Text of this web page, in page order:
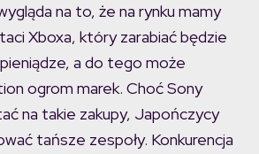
na to, że na rynku mamy
Xboxa, który zarabiać będzie
a do tego może
ogrom marek. Choć Sony
na takie zakupy, Japończycy
tańsze zespoły. Konkurencja